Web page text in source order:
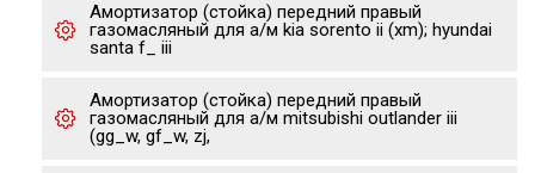
Амортизатор (стойка) передний правый
газомасляный для а/м kia sorento ii (xm); hyundai
santa f_ iii
Амортизатор (стойка) передний правый
газомасляный для а/м mitsubishi outlander iii
(gg_w, gf_w, zj,